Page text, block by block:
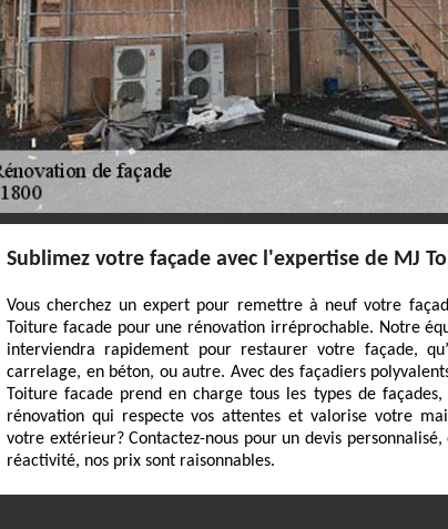
Sublimez votre façade avec l'expertise de MJ
Vous cherchez un expert pour remettre à neuf votre
Toiture facade pour une rénovation irréprochable. Notre
interviendra rapidement pour restaurer votre façade,
carrelage, en béton, ou autre. Avec des façadiers
Toiture facade prend en charge tous les types de façades,
rénovation qui respecte vos attentes et valorise votre
votre extérieur? Contactez-nous pour un devis
réactivité, nos prix sont raisonnables.